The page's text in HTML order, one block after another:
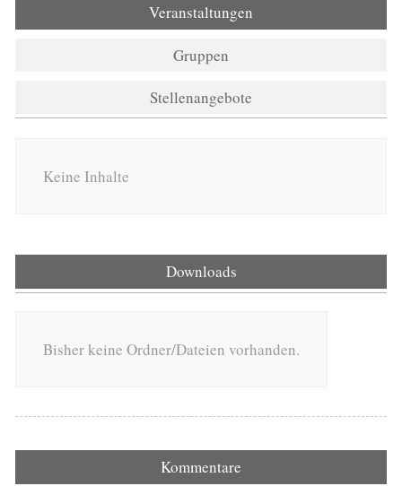
Veranstaltungen
Gruppen
Stellenangebote
Keine Inhalte
Downloads
Bisher keine Ordner/Dateien vorhanden.
Kommentare